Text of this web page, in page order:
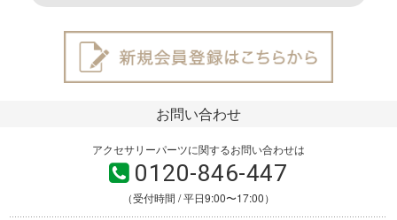
お問い合わせ
アクセサリーパーツに関するお問い合わせは
0120-846-447
（受付時間 / 平日9:00〜17:00）